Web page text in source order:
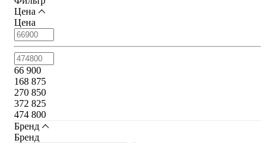
Цена
Цена
66 900
168 875
270 850
372 825
474 800
Бренд
Бренд